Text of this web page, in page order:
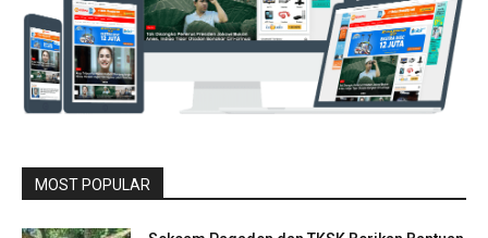
MOST POPULAR